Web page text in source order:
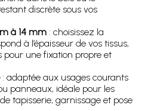
discrète sous vos
à 14 mm : choisissez la
à l’épaisseur de vos tissus,
pour une fixation propre et
: adaptée aux usages courants
panneaux, idéale pour les
tapisserie, garnissage et pose